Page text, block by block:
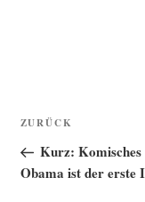
Beitragsnavigation
Vorheriger
Beitrag
ZURÜCK
Kurz: Komisches
Obama ist der erste